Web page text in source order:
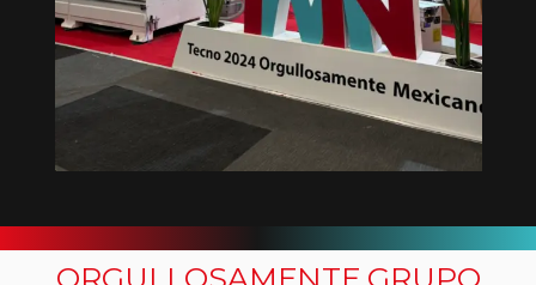
ORGULLOSAMENTE GRUPO